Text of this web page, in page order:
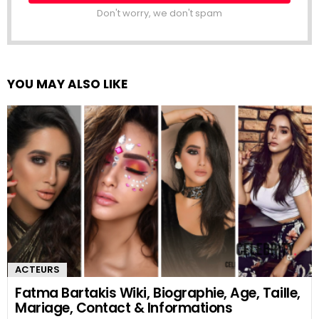
Don't worry, we don't spam
YOU MAY ALSO LIKE
ACTEURS
Fatma Bartakis Wiki, Biographie, Age, Taille,
Mariage, Contact & Informations